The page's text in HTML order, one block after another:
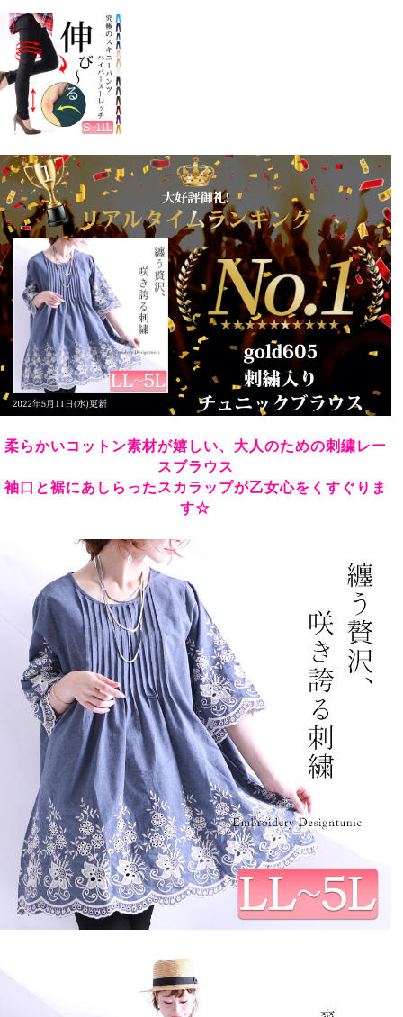
着るのを想定して、こちらの商品を購入しました。
メリサちゃんのコメント通り、1サイズ小さいものを購
入。
脇のラインがすっきりと見えます。
腕をあげると若干突っ張る感じもしましが、このサイズ
で正解でした。
刺繍が可愛くて、素材もしっかりしているので、お出か
柔らかいコットン素材が嬉しい、大人のための刺繍レー
スブラウス
袖口と裾にあしらったスカラップが乙女心をくすぐりま
す☆